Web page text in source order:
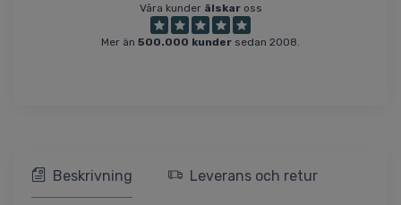
Våra kunder älskaross
Mer än 500.000 kunder sedan 2008.
Beskrivning Leverans och retur